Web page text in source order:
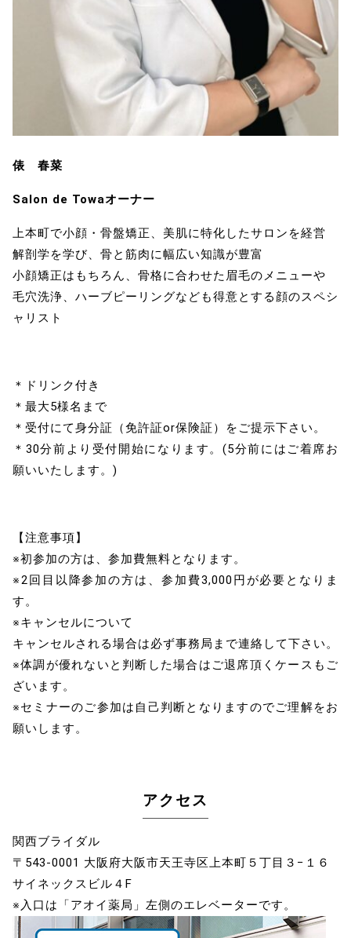
俵 春菜
Salon de Towaオーナー
上本町で小顔・骨盤矯正、美肌に特化したサロンを経営
解剖学を学び、骨と筋肉に幅広い知識が豊富
小顔矯正はもちろん、骨格に合わせた眉毛のメニューや
毛穴洗浄、ハーブピーリングなども得意とする顔のスペシ
ャリスト
＊ドリンク付き
＊最大5様名まで
＊受付にて身分証（免許証or保険証）をご提示下さい。
＊30分前より受付開始になります。(5分前にはご着席お
願いいたします。)
【注意事項】
※初参加の方は、参加費無料となります。
※2回目以降参加の方は、参加費3,000円が必要となりま
す。
※キャンセルについて
キャンセルされる場合は必ず事務局まで連絡して下さい。
※体調が優れないと判断した場合はご退席頂くケースもご
ざいます。
※セミナーのご参加は自己判断となりますのでご理解をお
願いします。
アクセス
関西ブライダル
〒543-0001 大阪府大阪市天王寺区上本町５丁目３−１６
サイネックスビル４F
※入口は「アオイ薬局」左側のエレベーターです。